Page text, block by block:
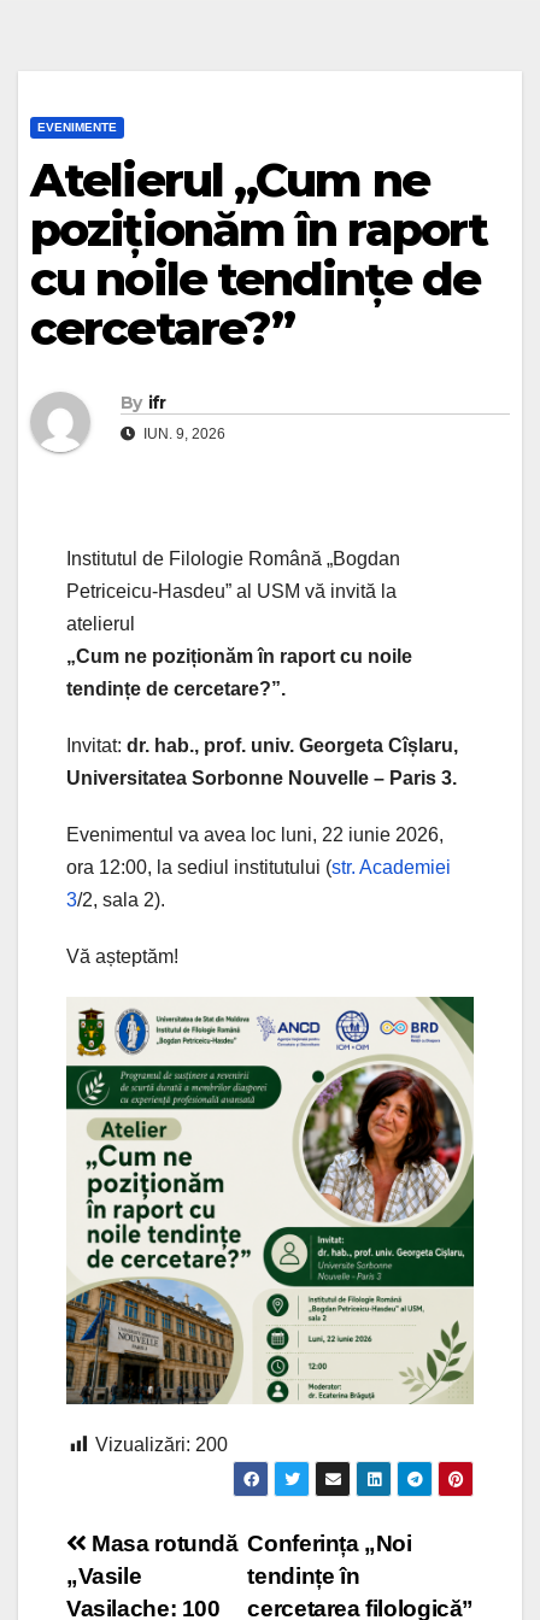
EVENIMENTE
Atelierul „Cum ne
poziționăm în raport
cu noile tendințe de
cercetare?”
By ifr
IUN. 9, 2026
Institutul de Filologie Română „Bogdan
Petriceicu-Hasdeu” al USM vă invită la
atelierul
„Cum ne poziționăm în raport cu noile
tendințe de cercetare?”.
Invitat: dr. hab., prof. univ. Georgeta Cîșlaru,
Universitatea Sorbonne Nouvelle – Paris 3.
Evenimentul va avea loc luni, 22 iunie 2026,
ora 12:00, la sediul institutului (str. Academiei
3/2, sala 2).
Vă așteptăm!
Vizualizări: 200
Navigare
în
Conferința „Noi
tendințe în
cercetarea filologică”
Masa rotundă
„Vasile
Vasilache: 100